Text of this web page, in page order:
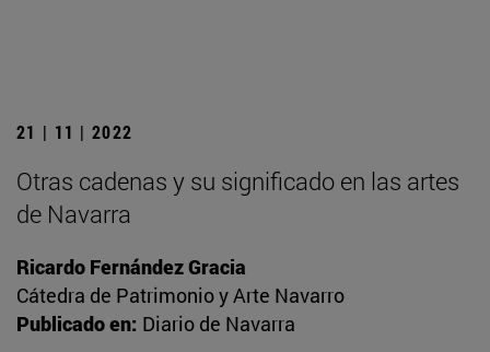
21 | 11 | 2022
Otras cadenas y su significado en las artes
de Navarra
Ricardo Fernández Gracia
Cátedra de Patrimonio y Arte Navarro
Publicado en: Diario de Navarra